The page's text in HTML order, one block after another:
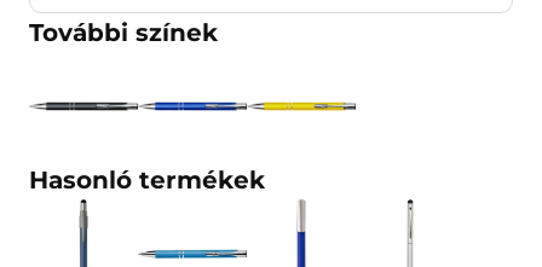
További színek
Hasonló termékek